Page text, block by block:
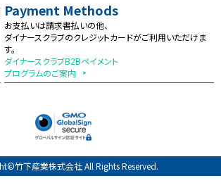
Payment Methods
お支払いは請求書払いの他、
ダイナースクラブのクレジットカードがご利用いただけま
す。
ダイナースクラブB2Bペイメント
プログラムのご案内
竹下産業株式会社 All Rights Reserved.